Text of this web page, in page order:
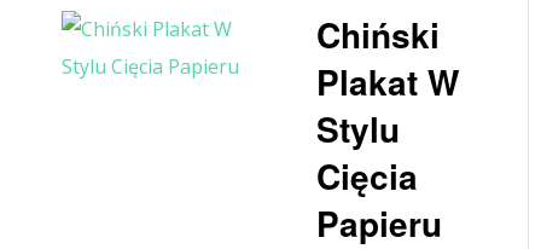
Chiński
Plakat W
Stylu
Cięcia
Papieru